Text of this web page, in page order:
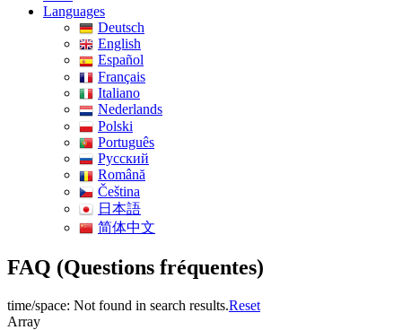
Languages
Deutsch
English
Español
Français
Italiano
Nederlands
Polski
Português
Pусский
Română
Čeština
日本語
简体中文
FAQ (Questions fréquentes)
time/space: Not found in search results.Reset
Array